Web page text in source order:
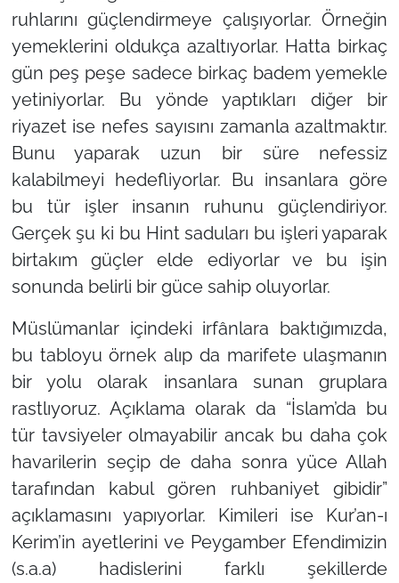
ruhlarını güçlendirmeye çalışıyorlar. Örneğin
yemeklerini oldukça azaltıyorlar. Hatta birkaç
gün peş peşe sadece birkaç badem yemekle
yetiniyorlar. Bu yönde yaptıkları diğer bir
riyazet ise nefes sayısını zamanla azaltmaktır.
Bunu yaparak uzun bir süre nefessiz
kalabilmeyi hedefliyorlar. Bu insanlara göre
bu tür işler insanın ruhunu güçlendiriyor.
Gerçek şu ki bu Hint saduları bu işleri yaparak
birtakım güçler elde ediyorlar ve bu işin
sonunda belirli bir güce sahip oluyorlar.
Müslümanlar içindeki irfânlara baktığımızda,
bu tabloyu örnek alıp da marifete ulaşmanın
bir yolu olarak insanlara sunan gruplara
rastlıyoruz. Açıklama olarak da “İslam’da bu
tür tavsiyeler olmayabilir ancak bu daha çok
havarilerin seçip de daha sonra yüce Allah
tarafından kabul gören ruhbaniyet gibidir”
açıklamasını yapıyorlar. Kimileri ise Kur’an-ı
Kerim’in ayetlerini ve Peygamber Efendimizin
(s.a.a) hadislerini farklı şekillerde